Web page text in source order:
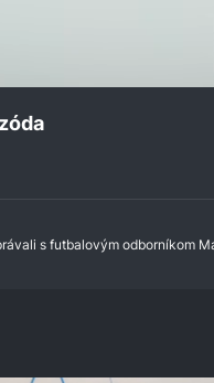
s futbalovým odborníkom